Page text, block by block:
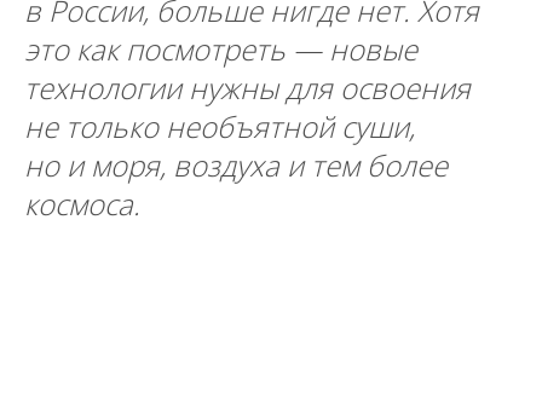
в России, больше нигде нет. Хотя
это как посмотреть — новые
технологии нужны для освоения
не только необъятной суши,
но и моря, воздуха и тем более
космоса.